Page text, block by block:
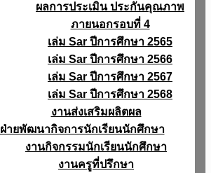
ผลการประเมิน ประกันคุณภาพ
ภายนอกรอบที่ 4
เล่ม Sar ปีการศึกษา 2565
เล่ม Sar ปีการศึกษา 2566
เล่ม Sar ปีการศึกษา 2567
เล่ม Sar ปีการศึกษา 2568
งานส่งเสริมผลิตผล
ฝ่ายพัฒนากิจการนักเรียนนักศึกษา
งานกิจกรรมนักเรียนนักศึกษา
งานครูที่ปรึกษา